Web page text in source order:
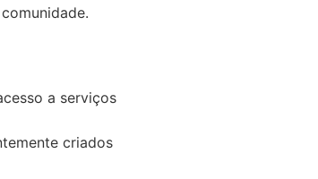
a serviços
criados